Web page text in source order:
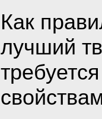
Как
лучший